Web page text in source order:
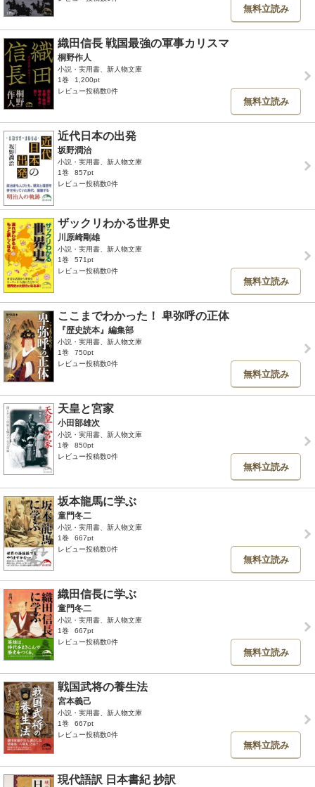
無料立読み
織田信長 戦国最強の軍事カリスマ
桐野作人
小説・実用書、新人物文庫
1巻
1,200pt
レビュー投稿数0件
無料立読み
近代日本の出発
坂野潤治
小説・実用書、新人物文庫
1巻
857pt
レビュー投稿数0件
ザックリわかる世界史
川原崎剛雄
小説・実用書、新人物文庫
1巻
571pt
レビュー投稿数0件
無料立読み
ここまでわかった！ 卑弥呼の正体
『歴史読本』編集部
小説・実用書、新人物文庫
1巻
750pt
レビュー投稿数0件
無料立読み
天皇と宮家
小田部雄次
小説・実用書、新人物文庫
1巻
850pt
レビュー投稿数0件
無料立読み
坂本龍馬に学ぶ
童門冬二
小説・実用書、新人物文庫
1巻
667pt
レビュー投稿数0件
無料立読み
織田信長に学ぶ
童門冬二
小説・実用書、新人物文庫
1巻
667pt
レビュー投稿数0件
無料立読み
戦国武将の養生法
宮本義己
小説・実用書、新人物文庫
1巻
667pt
レビュー投稿数0件
無料立読み
現代語訳 日本書紀 抄訳